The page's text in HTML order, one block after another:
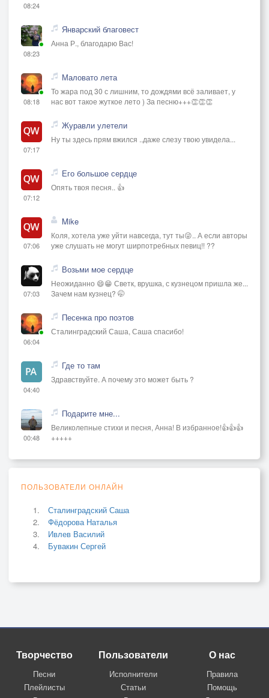
08:24
08:23
Январский благовест
Анна Р., благодарю Вас!
08:18
Маловато лета
То жара под 30 с лишним, то дождями всё заливает, у
нас вот такое жуткое лето ) За песню+++👏👏👏
07:17
Журавли улетели
Ну ты здесь прям вжился ..даже слезу твою увидела...
07:12
Его большое сердце
Опять твоя песня.. 👍
07:06
Mike
Коля, хотела уже уйти навсегда, тут ты😜.. А если авторы
уже слушать не могут ширпотребных певиц!! ??
07:03
Возьми мое сердце
Неожиданно 😄😁 Светк, врушка, с кузнецом пришла же...
Зачем нам кузнец? 🤭
06:04
Песенка про поэтов
Сталинградский Саша, Саша спасибо!
04:40
Где то там
Здравствуйте. А почему это может быть ?
00:48
Подарите мне...
Великолепные стихи и песня, Анна! В избранное!👍👍👍
+++++
ПОЛЬЗОВАТЕЛИ ОНЛАЙН
Сталинградский Саша
Фёдорова Наталья
Ивлев Василий
Бувакин Сергей
Творчество
Песни
Плейлисты
Пользователи
Исполнители
Статьи
О нас
Правила
Помощь